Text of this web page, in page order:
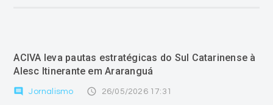
ACIVA leva pautas estratégicas do Sul Catarinense à
Alesc Itinerante em Araranguá
comment Jornalismo access_time 26/05/2026 17:31